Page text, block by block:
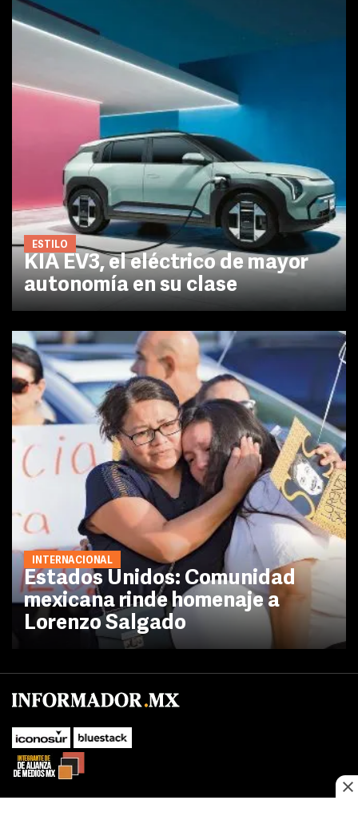
ESTILO
KIA EV3, el eléctrico de mayor
autonomía en su clase
INTERNACIONAL
Estados Unidos: Comunidad
mexicana rinde homenaje a
Lorenzo Salgado